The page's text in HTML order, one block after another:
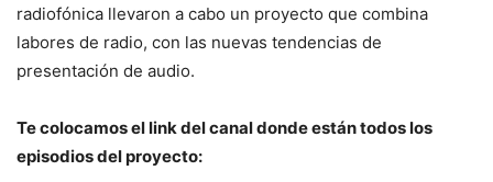
radiofónica llevaron a cabo un proyecto que combina
labores de radio, con las nuevas tendencias de
presentación de audio.
Te colocamos el link del canal donde están todos los
episodios del proyecto: